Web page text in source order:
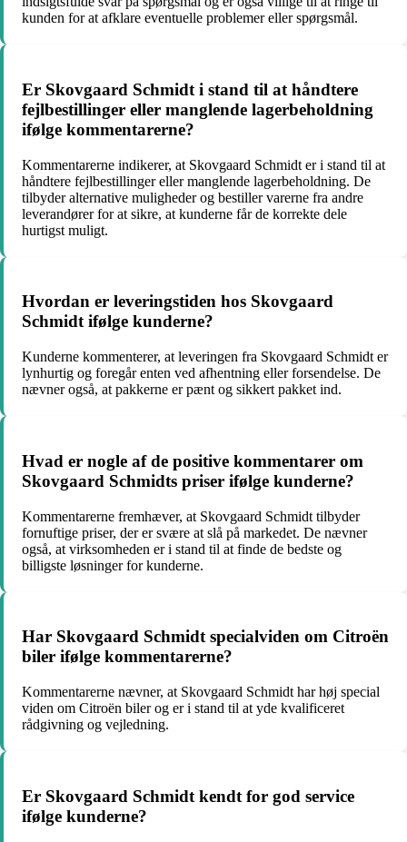
kunden for at afklare eventuelle problemer eller spørgsmål.
Er Skovgaard Schmidt i stand til at håndtere
fejlbestillinger eller manglende lagerbeholdning
ifølge kommentarerne?
Kommentarerne indikerer, at Skovgaard Schmidt er i stand til at
håndtere fejlbestillinger eller manglende lagerbeholdning. De
tilbyder alternative muligheder og bestiller varerne fra andre
leverandører for at sikre, at kunderne får de korrekte dele
hurtigst muligt.
Hvordan er leveringstiden hos Skovgaard
Schmidt ifølge kunderne?
Kunderne kommenterer, at leveringen fra Skovgaard Schmidt er
lynhurtig og foregår enten ved afhentning eller forsendelse. De
nævner også, at pakkerne er pænt og sikkert pakket ind.
Hvad er nogle af de positive kommentarer om
Skovgaard Schmidts priser ifølge kunderne?
Kommentarerne fremhæver, at Skovgaard Schmidt tilbyder
fornuftige priser, der er svære at slå på markedet. De nævner
også, at virksomheden er i stand til at finde de bedste og
billigste løsninger for kunderne.
Har Skovgaard Schmidt specialviden om Citroën
biler ifølge kommentarerne?
Kommentarerne nævner, at Skovgaard Schmidt har høj special
viden om Citroën biler og er i stand til at yde kvalificeret
rådgivning og vejledning.
Er Skovgaard Schmidt kendt for god service
ifølge kunderne?